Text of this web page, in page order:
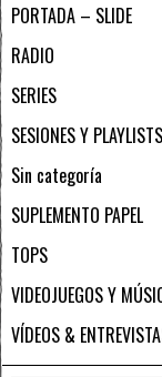
PORTADA – SLIDE
RADIO
SERIES
SESIONES Y PLAYLISTS
Sin categoría
SUPLEMENTO PAPEL
TOPS
VIDEOJUEGOS Y
VÍDEOS &